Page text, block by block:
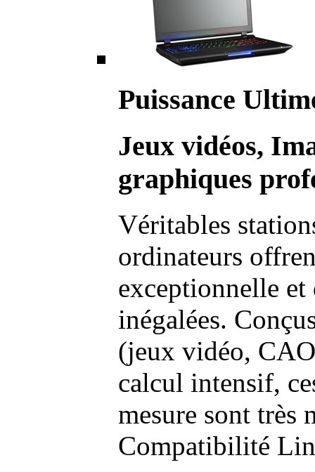
Puissance
Jeux vidéos,
graphiques
Véritables
ordinateurs
exceptionnelle et
inégalées.
(jeux vidéo,
calcul intensif,
mesure sont très
Compatibilité